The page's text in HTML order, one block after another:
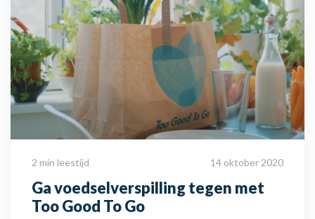
2 min leestijd 14 oktober 2020
Ga voedselverspilling tegen met
Too Good To Go